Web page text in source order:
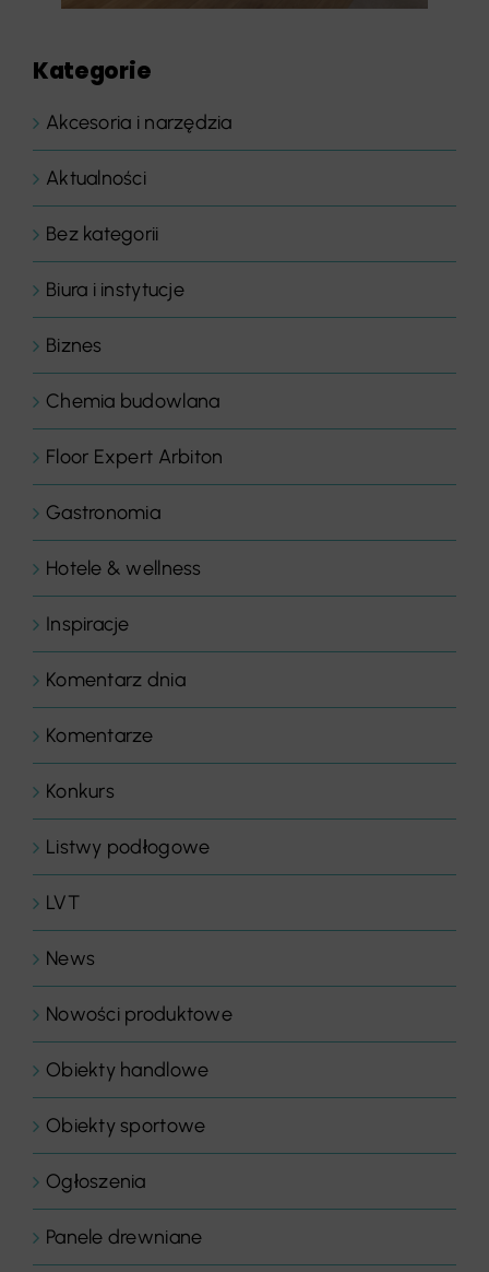
Kategorie
Akcesoria i narzędzia
Aktualności
Bez kategorii
Biura i instytucje
Biznes
Chemia budowlana
Floor Expert Arbiton
Gastronomia
Hotele & wellness
Inspiracje
Komentarz dnia
Komentarze
Konkurs
Listwy podłogowe
LVT
News
Nowości produktowe
Obiekty handlowe
Obiekty sportowe
Ogłoszenia
Panele drewniane